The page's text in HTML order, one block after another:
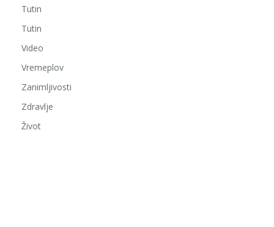
Tutin
Tutin
Video
Vremeplov
Zanimljivosti
Zdravlje
Život